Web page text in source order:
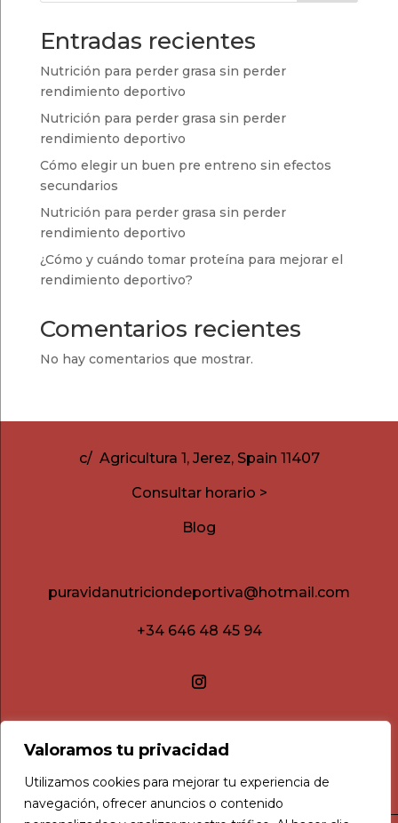
Valoramos tu privacidad
Utilizamos cookies para mejorar tu experiencia de
navegación, ofrecer anuncios o contenido
Entradas recientes
Nutrición para perder grasa sin perder
rendimiento deportivo
Nutrición para perder grasa sin perder
rendimiento deportivo
Cómo elegir un buen pre entreno sin efectos
secundarios
Nutrición para perder grasa sin perder
rendimiento deportivo
¿Cómo y cuándo tomar proteína para mejorar el
rendimiento deportivo?
Comentarios recientes
No hay comentarios que mostrar.
c/ Agricultura 1, Jerez, Spain 11407
Consultar horario >
Blog
puravidanutriciondeportiva@hotmail.com
+34 646 48 45 94